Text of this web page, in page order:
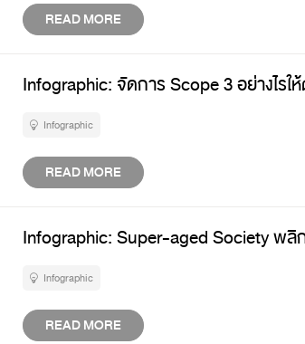
READ MORE
Infographic: จัดการ Scope 3 อย่างไรใ
Infographic
READ MORE
Infographic: Super-aged Society พลิ
Infographic
READ MORE